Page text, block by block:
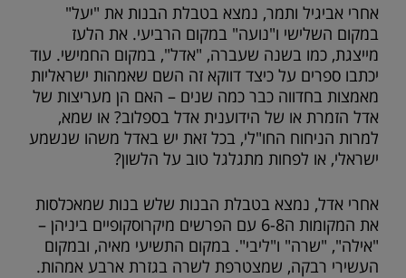
אחרי אביגיל ותמר, נמצא בטבלת הבנות את "יעל"
במקום השלישי ו"נועה" במקום הרביעי. את הלעז
מייצגת, כמו בשנה שעברה, "אדל", במקום החמישי. עוד
יכתבו ספרים על כיצד דווקא זה השם שאמהות ישראליות
מאמצות בחדווה כבר כמה שנים – האם הן מעריצות של
אדל הזמרת או של הידוענית אדל בספלוב? או שמא,
למרות הניחוח החו"לי, בכל זאת יש באדל משהו שנשמע
ישראלי, או לפחות מתגלגל טוב על הלשון?
אחרי אדל, נמצא בטבלת הבנות שלש בנות שמאכלסות
את המקומות ה6-8 עם הפרשים מיקרוסקופיים ביניהן –
"אילה", "שרה" ו"ליבי". במקום התשיעי מאיה, ובמקום
העשירי רבקה, שמצטרפת לשרה בגזרת ארבע אמהות.